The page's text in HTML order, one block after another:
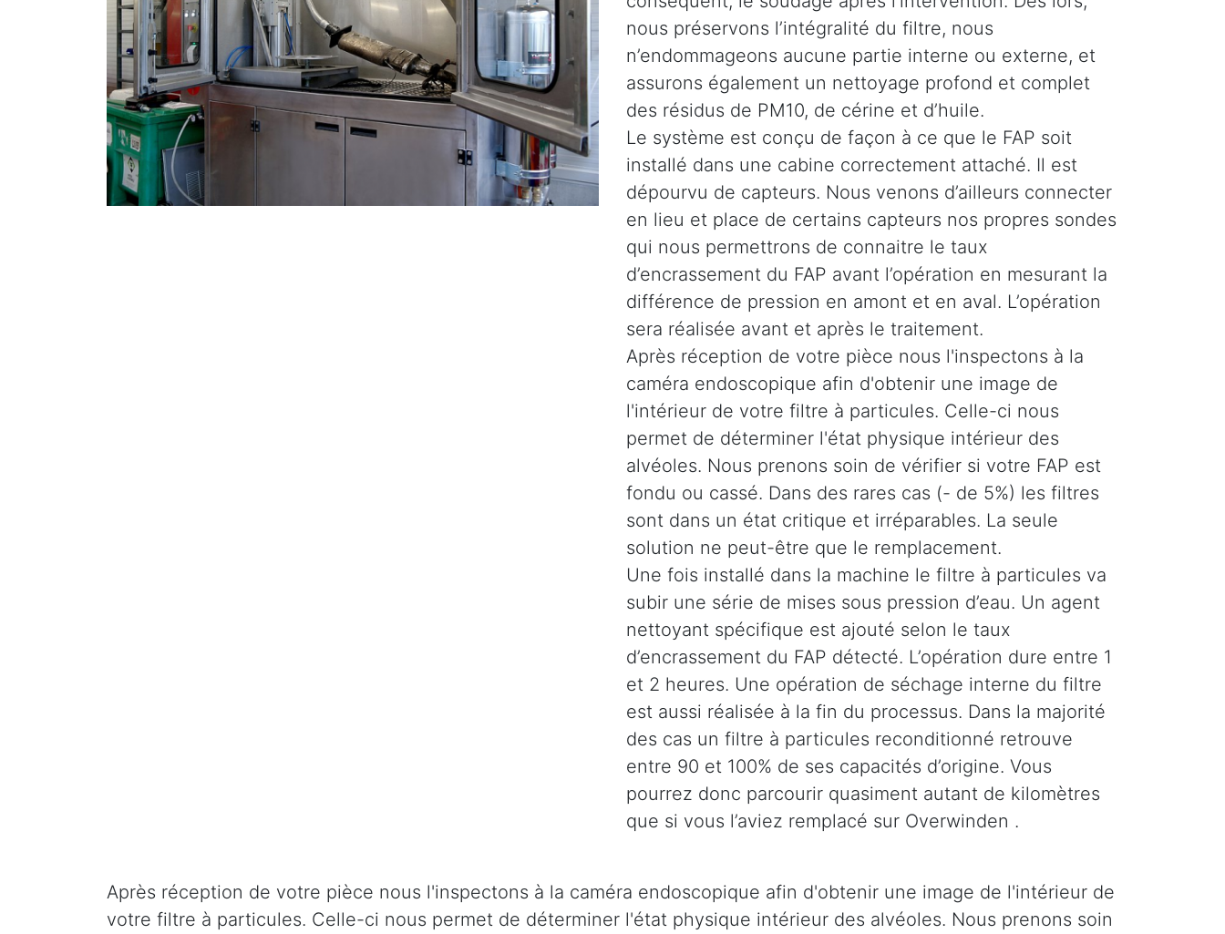
nous préservons l’intégralité du filtre, nous
n’endommageons aucune partie interne ou externe, et
assurons également un nettoyage profond et complet
des résidus de PM10, de cérine et d’huile.
Le système est conçu de façon à ce que le FAP soit
installé dans une cabine correctement attaché. Il est
dépourvu de capteurs. Nous venons d’ailleurs connecter
en lieu et place de certains capteurs nos propres sondes
qui nous permettrons de connaitre le taux
d’encrassement du FAP avant l’opération en mesurant la
différence de pression en amont et en aval. L’opération
sera réalisée avant et après le traitement.
Après réception de votre pièce nous l'inspectons à la
caméra endoscopique afin d'obtenir une image de
l'intérieur de votre filtre à particules. Celle-ci nous
permet de déterminer l'état physique intérieur des
alvéoles. Nous prenons soin de vérifier si votre FAP est
fondu ou cassé. Dans des rares cas (- de 5%) les filtres
sont dans un état critique et irréparables. La seule
solution ne peut-être que le remplacement.
Une fois installé dans la machine le filtre à particules va
subir une série de mises sous pression d’eau. Un agent
nettoyant spécifique est ajouté selon le taux
d’encrassement du FAP détecté. L’opération dure entre 1
et 2 heures. Une opération de séchage interne du filtre
est aussi réalisée à la fin du processus. Dans la majorité
des cas un filtre à particules reconditionné retrouve
entre 90 et 100% de ses capacités d’origine. Vous
pourrez donc parcourir quasiment autant de kilomètres
que si vous l’aviez remplacé sur Overwinden .
Après réception de votre pièce nous l'inspectons à la caméra endoscopique afin d'obtenir une image de l'intérieur de
votre filtre à particules. Celle-ci nous permet de déterminer l'état physique intérieur des alvéoles. Nous prenons soin